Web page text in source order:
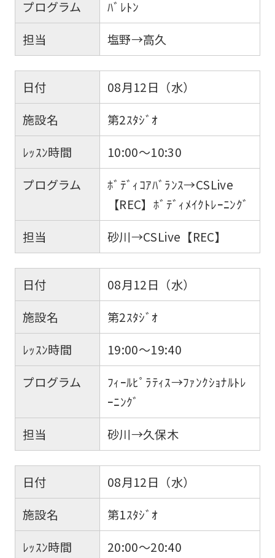
プログラム
ﾊﾞﾚﾄﾝ
担当
塩野→高久
日付
08月12日（水）
施設名
第2ｽﾀｼﾞｵ
ﾚｯｽﾝ時間
10:00～10:30
プログラム
ﾎﾞﾃﾞｨｺｱﾊﾞﾗﾝｽ→CSLive
【REC】ﾎﾞﾃﾞｨﾒｲｸﾄﾚｰﾆﾝｸﾞ
担当
砂川→CSLive【REC】
日付
08月12日（水）
施設名
第2ｽﾀｼﾞｵ
ﾚｯｽﾝ時間
19:00～19:40
プログラム
ﾌｨｰﾙﾋﾟﾗﾃｨｽ→ﾌｧﾝｸｼｮﾅﾙﾄﾚ
ｰﾆﾝｸﾞ
担当
砂川→久保木
日付
08月12日（水）
施設名
第1ｽﾀｼﾞｵ
ﾚｯｽﾝ時間
20:00～20:40